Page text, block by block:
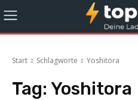
Start Schlagworte Yoshitora
Tag: Yoshitora